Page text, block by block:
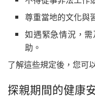
尊重當地的文化與
如遇緊急情況，
助。
了解這些規定後，您可
探親期間的健康